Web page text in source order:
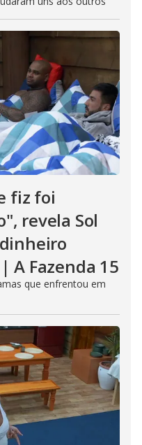
fiz foi
revela Sol
A Fazenda 15
que enfrentou em